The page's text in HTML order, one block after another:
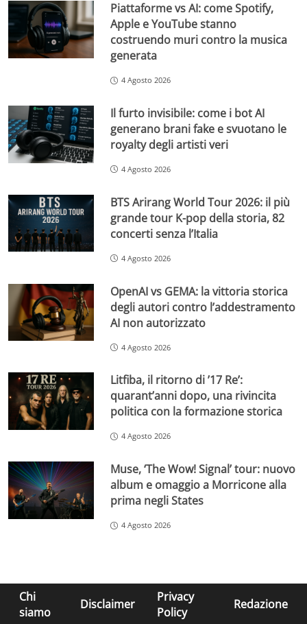
Piattaforme vs AI: come Spotify,
Apple e YouTube stanno
costruendo muri contro la musica
generata
4 Agosto 2026
Il furto invisibile: come i bot AI
generano brani fake e svuotano le
royalty degli artisti veri
4 Agosto 2026
BTS Arirang World Tour 2026: il più
grande tour K-pop della storia, 82
concerti senza l’Italia
4 Agosto 2026
OpenAI vs GEMA: la vittoria storica
degli autori contro l’addestramento
AI non autorizzato
4 Agosto 2026
Litfiba, il ritorno di ’17 Re’:
quarant’anni dopo, una rivincita
politica con la formazione storica
4 Agosto 2026
Muse, ‘The Wow! Signal’ tour: nuovo
album e omaggio a Morricone alla
prima negli States
4 Agosto 2026
Chi
siamo
Disclaimer
Privacy
Policy
Redazione